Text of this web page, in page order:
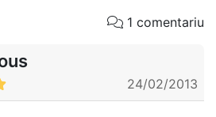
1 comentariu
24/02/2013